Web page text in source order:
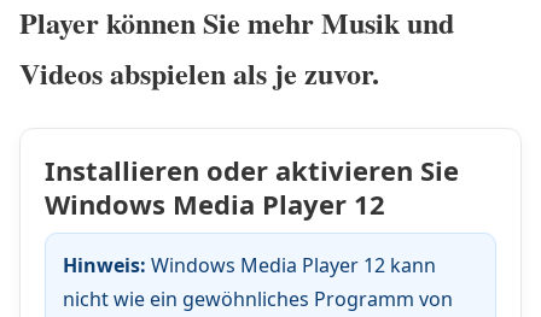
Player können Sie mehr Musik und
Videos abspielen als je zuvor.
Installieren oder aktivieren Sie
Windows Media Player 12
Hinweis: Windows Media Player 12 kann
nicht wie ein gewöhnliches Programm von